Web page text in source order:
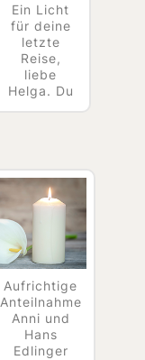
Ein Licht
für deine
letzte
Reise,
liebe
Helga. Du
Aufrichtige
Anteilnahme
Anni und
Hans
Edlinger